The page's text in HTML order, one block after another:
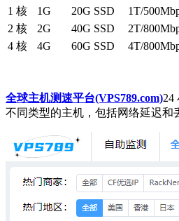
1 核 1G 20G SSD 1T/
2 核
2G 40G SSD 2T/
4 核
4G 60G SSD 4T/
全球主机测速平台(VPS789.com)24
不同类型的主机，包括网络延迟和